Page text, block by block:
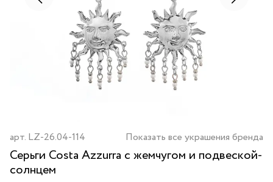
арт. LZ-26.04-114 Показать все украшения бренда
Серьги Costa Azzurra с жемчугом и подвеской-
солнцем